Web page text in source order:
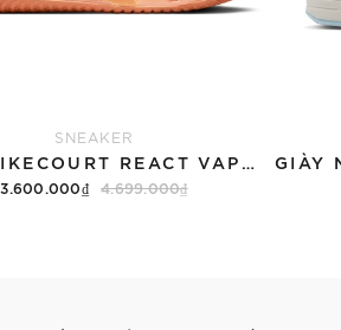
SNEAKER
3.600.000₫ 4.699.000₫